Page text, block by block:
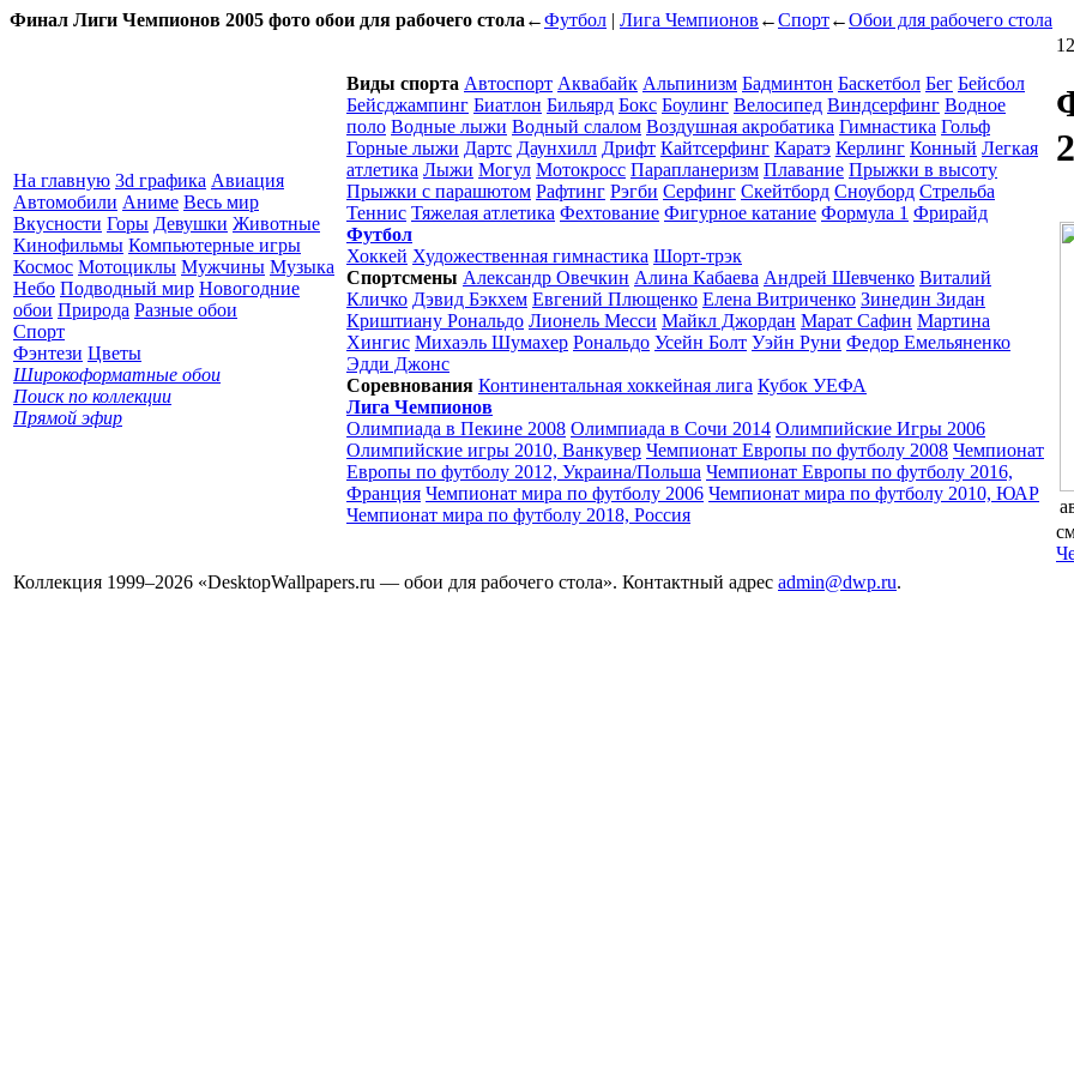
Финал Лиги Чемпионов 2005 фото обои для рабочего стола ←Футбол | Лига Чемпионов ←Спорт←Обои для рабочего стола
На главную 3d графика Авиация
Автомобили Аниме Весь мир
Вкусности Горы Девушки Животные
Кинофильмы Компьютерные игры
Космос Мотоциклы Мужчины Музыка
Небо Подводный мир Новогодние
обои Природа Разные обои
Спорт
Фэнтези Цветы
Широкоформатные обои
Поиск по коллекции
Прямой эфир
Виды спорта Автоспорт Аквабайк Альпинизм Бадминтон Баскетбол Бег Бейсбол
Бейсджампинг Биатлон Бильярд Бокс Боулинг Велосипед Виндсерфинг Водное
поло Водные лыжи Водный слалом Воздушная акробатика Гимнастика Гольф
Горные лыжи Дартс Даунхилл Дрифт Кайтсерфинг Каратэ Керлинг Конный Легкая
атлетика Лыжи Могул Мотокросс Парапланеризм Плавание Прыжки в высоту
Прыжки с парашютом Рафтинг Рэгби Серфинг Скейтборд Сноуборд Стрельба
Теннис Тяжелая атлетика Фехтование Фигурное катание Формула 1 Фрирайд
Футбол
Хоккей Художественная гимнастика Шорт-трэк
Спортсмены Александр Овечкин Алина Кабаева Андрей Шевченко Виталий
Кличко Дэвид Бэкхем Евгений Плющенко Елена Витриченко Зинедин Зидан
Криштиану Рональдо Лионель Месси Майкл Джордан Марат Сафин Мартина
Хингис Михаэль Шумахер Рональдо Усейн Болт Уэйн Руни Федор Емельяненко
Эдди Джонс
Соревнования Континентальная хоккейная лига Кубок УЕФА
Лига Чемпионов
Олимпиада в Пекине 2008 Олимпиада в Сочи 2014 Олимпийские Игры 2006
Олимпийские игры 2010, Ванкувер Чемпионат Европы по футболу 2008 Чемпионат
Европы по футболу 2012, Украина/Польша Чемпионат Европы по футболу 2016,
Франция Чемпионат мира по футболу 2006 Чемпионат мира по футболу 2010, ЮАР
Чемпионат мира по футболу 2018, Россия
Коллекция 1999–2026 «DesktopWallpapers.ru — обои для рабочего стола». Контактный адрес admin@dwp.ru.